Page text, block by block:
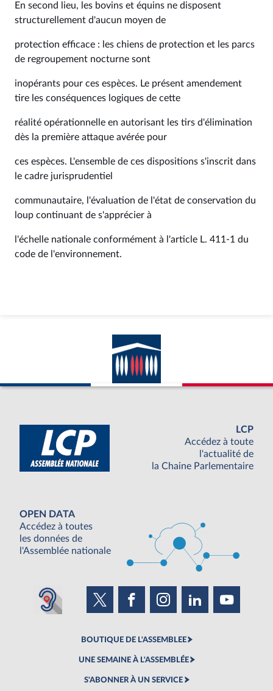
En second lieu, les bovins et équins ne disposent
structurellement d'aucun moyen de
protection efficace : les chiens de protection et les parcs
de regroupement nocturne sont
inopérants pour ces espèces. Le présent amendement
tire les conséquences logiques de cette
réalité opérationnelle en autorisant les tirs d'élimination
dès la première attaque avérée pour
ces espèces. L'ensemble de ces dispositions s'inscrit dans
le cadre jurisprudentiel
communautaire, l'évaluation de l'état de conservation du
loup continuant de s'apprécier à
l'échelle nationale conformément à l'article L. 411-1 du
code de l'environnement.
LCP
Accédez à toute
l'actualité de
la Chaine Parlementaire
OPEN DATA
Accédez à toutes
les données de
l'Assemblée nationale
BOUTIQUE DE L'ASSEMBLEE
UNE SEMAINE À L'ASSEMBLÉE
S'ABONNER À UN SERVICE